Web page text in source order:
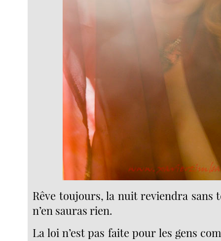
Rêve toujours, la nuit reviendra sans
n’en sauras rien.
La loi n’est pas faite pour les gens